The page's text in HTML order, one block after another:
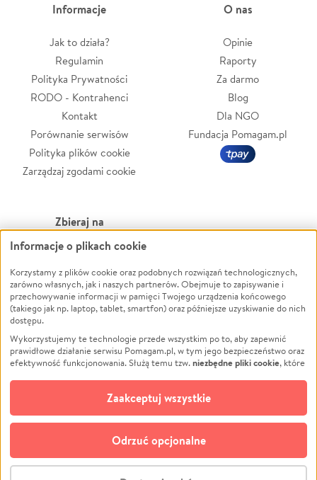
Informacje
Jak to działa?
Regulamin
Polityka Prywatności
RODO - Kontrahenci
Kontakt
Porównanie serwisów
Polityka plików cookie
Zarządzaj zgodami cookie
O nas
Opinie
Raporty
Za darmo
Blog
Dla NGO
Fundacja Pomagam.pl
Zbieraj na
Leczenie
Zwierzęta
Pożar
Ukraina
Pomoc Finansowa
Projekty
Pogrzeb
Społeczność lokalna
Kultura
Powódź
Wichura
NGO
Edukacja
Podróż
Impreza
Ochrona środowiska
Biznes
© CROWDING SP. Z O.O.
Informacje o plikach cookie
Korzystamy z plików cookie oraz podobnych rozwiązań technologicznych,
zarówno własnych, jak i naszych partnerów. Obejmuje to zapisywanie i
przechowywanie informacji w pamięci Twojego urządzenia końcowego
(takiego jak np. laptop, tablet, smartfon) oraz późniejsze uzyskiwanie do nich
dostępu.
Wykorzystujemy te technologie przede wszystkim po to, aby zapewnić
prawidłowe działanie serwisu Pomagam.pl, w tym jego bezpieczeństwo oraz
efektywność funkcjonowania. Służą temu tzw.niezbędne pliki cookie, które
opcjonalnych plików cookie
technologii do celów analitycznych i retargetingowych. Możesz wyrazić
zgodę na ich stosowanie lub jej odmówić. W dowolnym momencie masz
możliwość zmiany swoich preferencji na stronie „Zarządzaj zgodami cookie”,
do której link znajdziesz w stopce serwisu Pomagam.pl. Opcjonalne pliki
cookie wykorzystywane są w następujących celach:
Odrzuć opcjonalne
Zaakceptuj wszystkie